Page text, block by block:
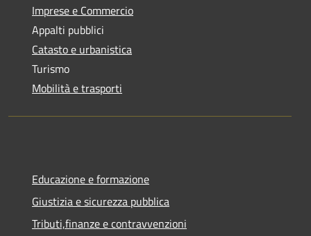
Imprese e Commercio
Appalti pubblici
Catasto e urbanistica
Turismo
Mobilità e trasporti
Educazione e formazione
Giustizia e sicurezza pubblica
Tributi,finanze e contravvenzioni